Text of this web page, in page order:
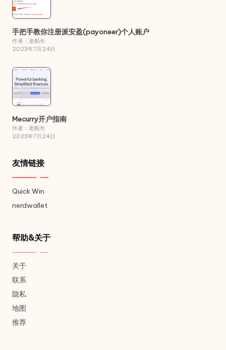
手把手教你注册派安盈(payoneer)个人账户
作者：老船长
2023年7月24日
Mecurry开户指南
作者：老船长
2023年7月24日
友情链接
Quick Win
nerdwallet
帮助&关于
关于
联系
隐私
地图
推荐